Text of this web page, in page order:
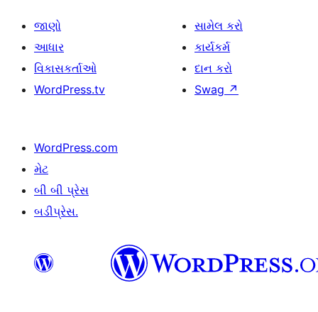
જાણો
આધાર
વિકાસકર્તાઓ
WordPress.tv
સામેલ કરો
કાર્યકર્મ
દાન કરો
Swag ↗
WordPress.com
મેટ
બી બી પ્રેસ
બડીપ્રેસ.